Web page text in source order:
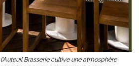
Brasserie cultive une atmosphère